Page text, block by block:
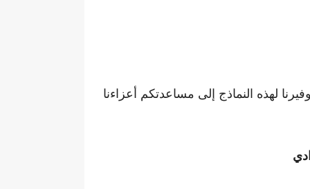
لهذه النماذج إلى مساعدتكم أعزاءنا